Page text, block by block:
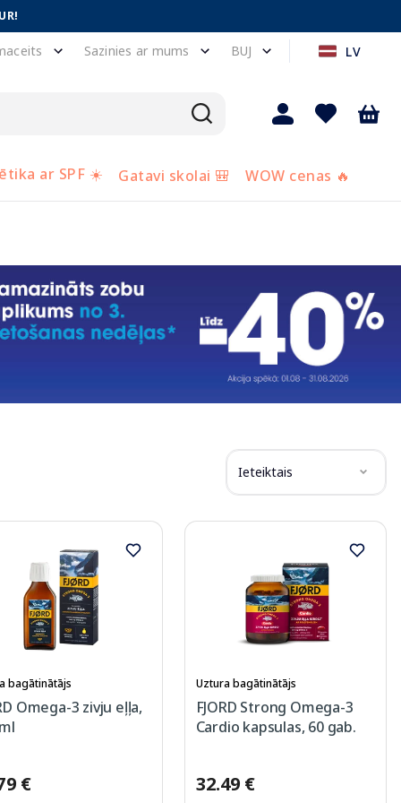
Sazinies ar mums BUJ LV
ar SPF ☀️ Gatavi skolai 🎒 WOW cenas 🔥
Ieteiktais
bagātinātājs
Omega-3 zivju eļļa,
€
Uztura bagātinātājs
FJORD Strong Omega-3
Cardio kapsulas, 60 gab.
32.49 €